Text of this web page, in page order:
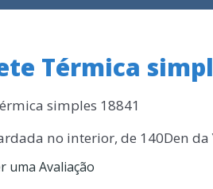
Térmica
simples 18841
no interior, de 140Den da
uma Avaliação